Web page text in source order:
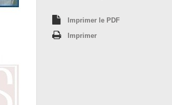
Imprimer le PDF
Imprimer